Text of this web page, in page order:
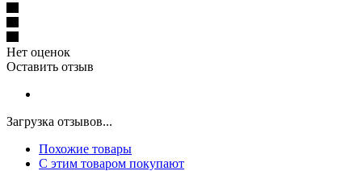
Нет оценок
Оставить отзыв
Загрузка отзывов...
Похожие товары
С этим товаром покупают